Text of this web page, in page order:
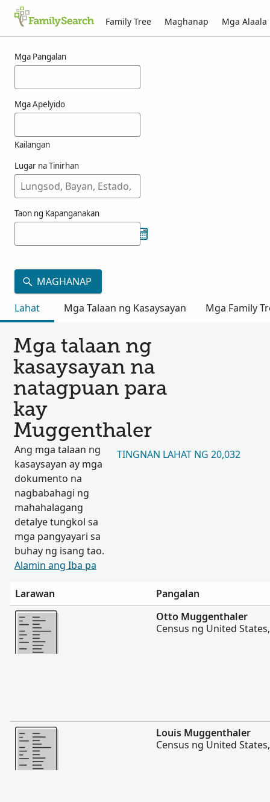
Family Tree Maghanap Mga Alaala
Mga Pangalan
Mga Apelyido
Kailangan
Lugar na Tinirhan
Taon ng Kapanganakan
MAGHANAP
Lahat
Mga Talaan ng Kasaysayan Mga Family
Mga talaan ng
kasaysayan na
natagpuan para
kay
Muggenthaler
Ang mga talaan ng
kasaysayan ay mga
dokumento na
nagbabahagi ng
mahahalagang
detalye tungkol sa
mga pangyayari sa
buhay ng isang tao.
Alamin ang Iba pa
TINGNAN LAHAT NG 20,032
Larawan
Pangalan
Magpakita ng mas marami
Otto Muggenthaler
Census ng United
Magpakita ng mas marami
Louis Muggenthaler
Census ng United